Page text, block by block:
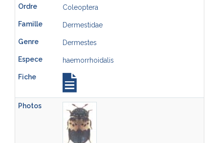
Coleoptera
Dermestidae
Dermestes
haemorrhoidalis